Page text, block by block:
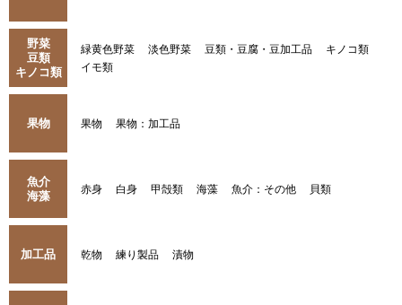
野菜
豆類
キノコ類
緑黄色野菜 淡色野菜 豆類・豆腐・豆加工品
キノコ類
イモ類
果物 果物 果物：加工品
魚介
海藻
赤身 白身 甲殻類 海藻 魚介：その他 貝類
加工品 乾物 練り製品 漬物